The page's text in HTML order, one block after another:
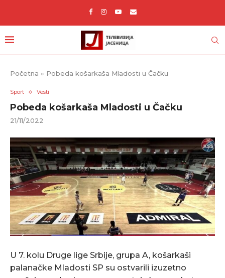
Početna » Pobeda košarkaša Mladosti u Čačku
Sport Vesti
Pobeda košarkaša Mladosti u Čačku
21/11/2022
U 7. kolu Druge lige Srbije, grupa A, košarkaši
palanačke Mladosti SP su ostvarili izuzetno